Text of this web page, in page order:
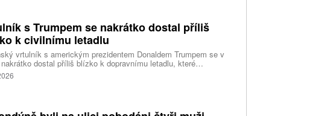
s Trumpem se nakrátko dostal příliš
k civilnímu letadlu
vrtulník s americkým prezidentem Donaldem Trumpem se v
dostal příliš blízko k dopravnímu letadlu, které
z washingtonského letiště Ronalda Reagana, uvedl dnes
Federální úřad pro letectví (FAA). Podle Bílého domu Trump